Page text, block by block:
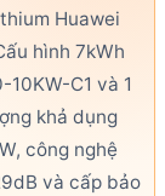
Huawei
hình 7kWh
10KW-C1 và 1
khả dụng
công nghệ
và cấp bảo